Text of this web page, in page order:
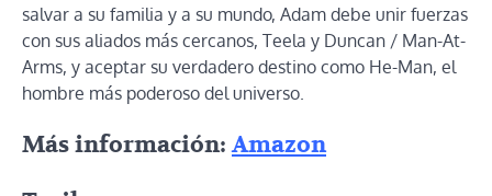
salvar a su familia y a su mundo, Adam debe unir fuerzas
con sus aliados más cercanos, Teela y Duncan / Man-At-
Arms, y aceptar su verdadero destino como He-Man, el
hombre más poderoso del universo.
Más información: Amazon